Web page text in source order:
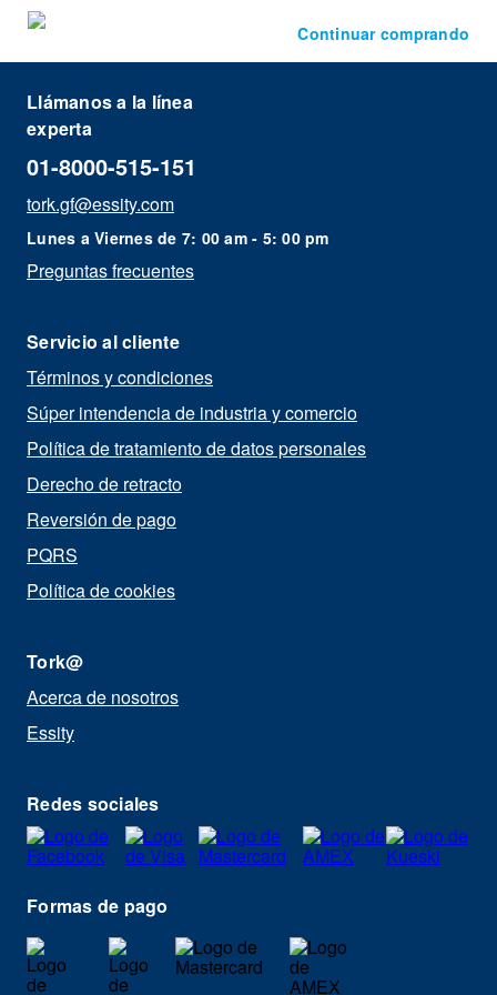
Continuar comprando
Llámanos a la línea
experta
01-8000-515-151
tork.gf@essity.com
Lunes a Viernes de 7: 00 am - 5: 00 pm
Preguntas frecuentes
Servicio al cliente
Términos y condiciones
Súper intendencia de industria y comercio
Política de tratamiento de datos personales
Derecho de retracto
Reversión de pago
PQRS
Política de cookies
Tork@
Acerca de nosotros
Essity
Redes sociales
Formas de pago